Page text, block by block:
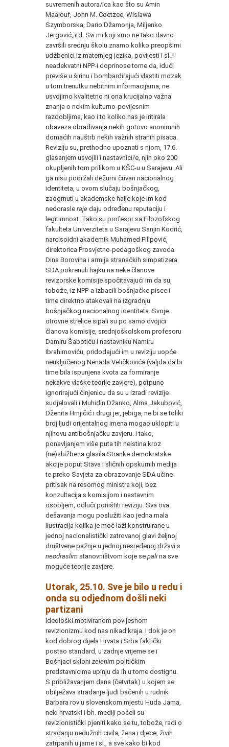
suvremenih autora/ica kao što su Amin
Maalouf, John M. Coetzee, Wislawa
Szymborska, Dario Džamonja, Miljenko
Jergović, itd. Svi mi koji smo ne tako davno
završili srednju školu znamo koliko preopširni
udžbenici iz maternjeg jezika, povijesti i sl. i
neadekvatni NPP-i doprinose tome da, idući
previše u širinu i bombardirajući vlastiti mozak
u tom trenutku nebitnim informacijama, ne
usvojimo kvalitetno ni ona krucijalno važna
znanja o nekim kulturno-povijesnim
razdobljima, kao i to koliko nas je iritirala
obaveza obrađivanja nekih gotovo anonimnih
domaćih nauštrb nekih važnih stranih pisaca.
Reviziju su, prethodno upoznati s njom, 17.6.
glasanjem usvojili i nastavnici/e, njih oko 200
okupljenih tom prilikom u KŠC-u u Sarajevu. Ali
ga nisu podržali dežurni čuvari nacionalnog
identiteta, u ovom slučaju bošnjačkog,
zaogrnuti u akademske halje koje im kod
nedorasle raje daju određenu reputaciju i
legitimnost. Tako su profesor sa Filozofskog
fakulteta Univerziteta u Sarajevu Sanjin Kodrić,
narcisoidni akademik Muhamed Filipović,
direktorica Prosvjetno-pedagoškog zavoda
Dina Borovina i armija stranačkih simpatizera
SDA pokrenuli hajku na neke članove
revizorske komisije spočitavajući im da su,
tobože, iz NPP-a izbacili bošnjačke pisce i
time direktno atakovali na izgradnju
bošnjačkog nacionalnog identiteta. Svoje
otrovne strelice sipali su po samo dvojici
članova komisije, srednjoškolskom profesoru
Damiru Šabotiću i nastavniku Namiru
Ibrahimoviću, pridodajući im u reviziju uopće
neuključenog Nenada Veličkovića (valjda da bi
time bila ispunjena kvota za formiranje
nekakve vlaške teorije zavjere), potpuno
ignorirajući činjenicu da su u izradi revizije
sudjelovali i Muhidin Džanko, Alma Jakubović,
Dženita Hrnjičić i drugi jer, jebiga, ne bi se toliki
broj ljudi orijentalnog imena mogao uklopiti u
njihovu antibošnjačku zavjeru. I tako,
ponavljanjem više puta tih neistina kroz
(ne)službena glasila Stranke demokratske
akcije poput Stava i sličnih opskurnih medija
te preko Savjeta za obrazovanje SDA učine
pritisak na resornog ministra koji, bez
konzultacija s komisijom i nastavnim
osobljem, odluči poništiti reviziju. Sva ova
dešavanja mogu poslužiti kao jedna mala
ilustracija kolika je moć laži konstruirane u
jednoj nacionalistički zatrovanoj glavi željnoj
društvene pažnje u jednoj nesređenoj državi s
neodraslim stanovništvom koje se pali na sve
moguće teorije zavjere.
Utorak, 25.10. Sve je bilo u redu i
onda su odjednom došli neki
partizani
Ideološki motiviranom povijesnom
revizionizmu kod nas nikad kraja. I dok je on
kod dobrog dijela Hrvata i Srba faktički
postao standard, u zadnje vrijeme se i
Bošnjaci skloni zelenim političkim
predstavnicima upinju da ih u tome dostignu.
S približavanjem dana (četvrtak) u kojem se
obilježava stradanje ljudi bačenih u rudnik
Barbara rov u slovenskom mjestu Huda Jama,
neki hrvatski i bh. mediji počeli su
revizionistički pjeniti kako se tu, tobože, radi o
stradanju nedužnih civila, žena i djece, živih
zatrpanih u jame i sl., a sve kako bi kod